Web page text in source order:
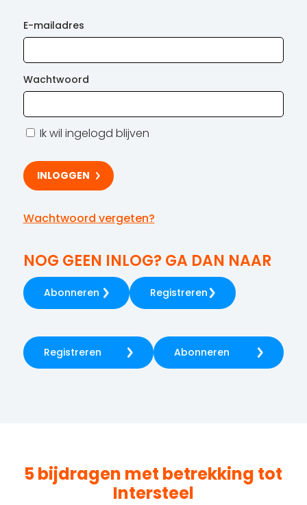
E-mailadres
Wachtwoord
Ik wil ingelogd blijven
Wachtwoord vergeten?
NOG GEEN INLOG? GA DAN NAAR
Abonneren Registreren
Registreren Abonneren
5 bijdragen met betrekking tot
Intersteel